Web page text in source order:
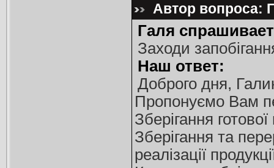
Автор вопроса:
Галя
Заходи
Наш ответ:
Доброго дня,
Пропонуємо Вам
Зберігання
Зберігання та
реалізації